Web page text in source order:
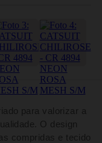
para valorizar a
O design
compridas e tecido